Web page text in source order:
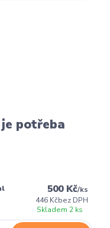
potřeba
500 Kč/ks
446 Kčbez DPH
Skladem 2 ks